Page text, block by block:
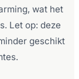
wat het
Let op: deze
geschikt